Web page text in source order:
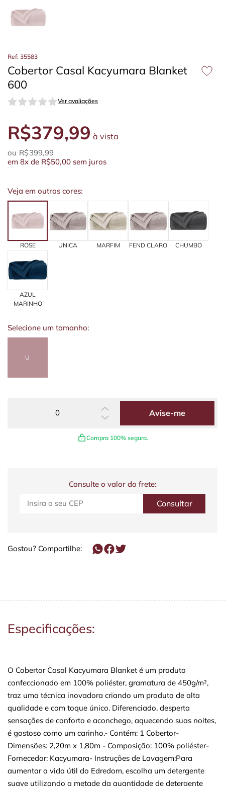
Ref: 35583
Cobertor Casal Kacyumara Blanket
600
Ver avaliações
R$379,99 à vista
R$399,99
em 8x de R$50,00 sem juros
Veja em outras cores:
ROSE UNICA MARFIM FEND CLARO CHUMBO
AZUL
MARINHO
Selecione um tamanho:
U
Avise-me
Compra 100% segura.
Consulte o valor do frete:
Gostou? Compartilhe:
Especificações:
O Cobertor Casal Kacyumara Blanket é um produto
confeccionado em 100% poliéster, gramatura de 450g/m²,
traz uma técnica inovadora criando um produto de alta
qualidade e com toque único. Diferenciado, desperta
sensações de conforto e aconchego, aquecendo suas noites,
é gostoso como um carinho.- Contém: 1 Cobertor-
Dimensões: 2,20m x 1,80m - Composição: 100% poliéster-
Fornecedor: Kacyumara- Instruções de Lavagem:Para
aumentar a vida útil do Edredom, escolha um detergente
suave utilizando a metade da quantidade de detergente